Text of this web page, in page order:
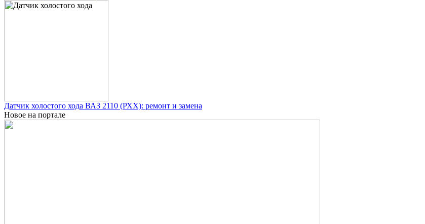
Датчик холостого хода ВАЗ 2110 (РХХ): ремонт и замена
Новое на портале